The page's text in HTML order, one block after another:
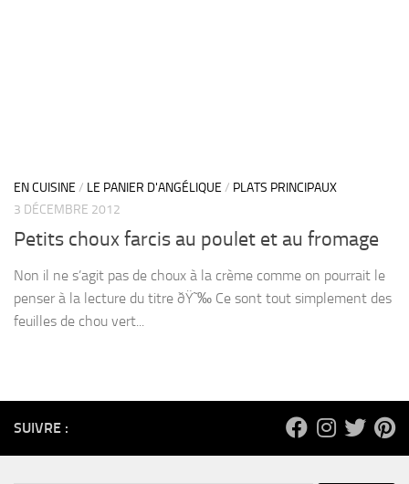
EN CUISINE / LE PANIER D'ANGÉLIQUE / PLATS PRINCIPAUX
3 DÉCEMBRE 2012
Petits choux farcis au poulet et au fromage
Non il ne s’agit pas de choux à la crème comme on pourrait le
penser à la lecture du titre ðŸ˜‰ Ce sont tout simplement des
feuilles de chou vert...
SUIVRE :